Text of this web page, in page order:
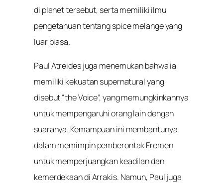
di planet tersebut, serta memiliki ilmu
pengetahuan tentang spice melange yang
luar biasa.
Paul Atreides juga menemukan bahwa ia
memiliki kekuatan supernatural yang
disebut “the Voice”, yang memungkinkannya
untuk mempengaruhi orang lain dengan
suaranya. Kemampuan ini membantunya
dalam memimpin pemberontak Fremen
untuk memperjuangkan keadilan dan
kemerdekaan di Arrakis. Namun, Paul juga